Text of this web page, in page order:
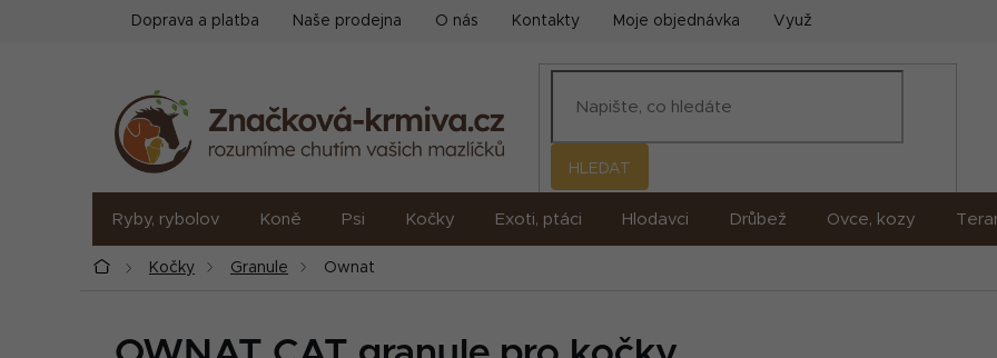
Doprava a platba Naše prodejna O nás Kontakty Moje objednávka Využití umělé inteligence (AI)
HLEDAT
Ryby, rybolov Koně Psi Kočky Exoti, ptáci Hlodavci Drůbež Ovce, kozy
DomůKočky Granule Ownat